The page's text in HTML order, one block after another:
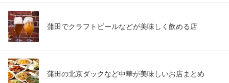
蒲田でクラフトビールなどが美味しく飲める店
蒲田の北京ダックなど中華が美味しいお店まとめ